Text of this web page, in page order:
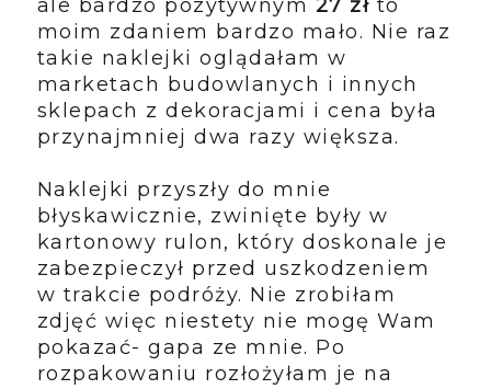
ale bardzo pozytywnym 27 zł to
moim zdaniem bardzo mało. Nie raz
takie naklejki oglądałam w
marketach budowlanych i innych
sklepach z dekoracjami i cena była
przynajmniej dwa razy większa.
Naklejki przyszły do mnie
błyskawicznie, zwinięte były w
kartonowy rulon, który doskonale je
zabezpieczył przed uszkodzeniem
w trakcie podróży. Nie zrobiłam
zdjęć więc niestety nie mogę Wam
pokazać- gapa ze mnie. Po
rozpakowaniu rozłożyłam je na